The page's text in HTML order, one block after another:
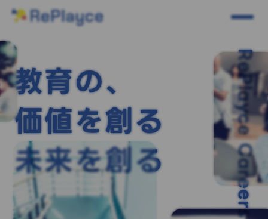
RePlayce Careers
教育の、
価値を創る
未来を創る